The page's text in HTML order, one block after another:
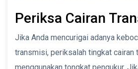
Periksa Cairan
Jika Anda mencurigai adanya
transmisi, periksalah tingkat cairan